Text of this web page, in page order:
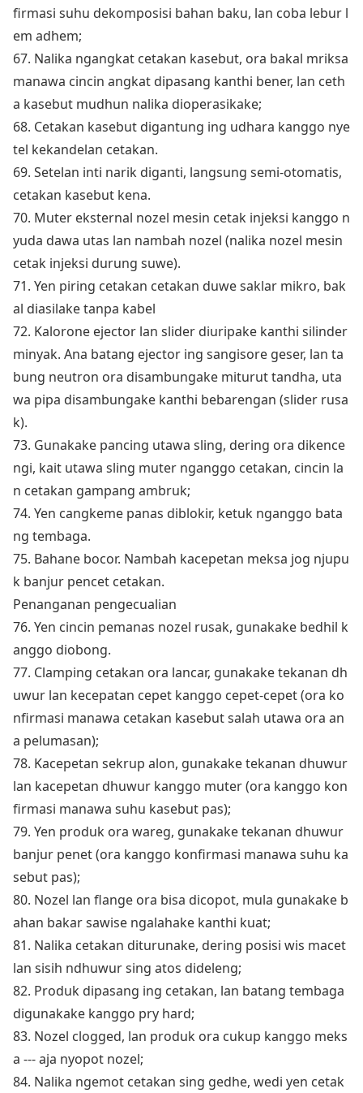
firmasi suhu dekomposisi bahan baku, lan coba lebur l
em adhem;
67. Nalika ngangkat cetakan kasebut, ora bakal mriksa
manawa cincin angkat dipasang kanthi bener, lan ceth
a kasebut mudhun nalika dioperasikake;
68. Cetakan kasebut digantung ing udhara kanggo nye
tel kekandelan cetakan.
69. Setelan inti narik diganti, langsung semi-otomatis,
cetakan kasebut kena.
70. Muter eksternal nozel mesin cetak injeksi kanggo n
yuda dawa utas lan nambah nozel (nalika nozel mesin
cetak injeksi durung suwe).
71. Yen piring cetakan cetakan duwe saklar mikro, bak
al diasilake tanpa kabel
72. Kalorone ejector lan slider diuripake kanthi silinder
minyak. Ana batang ejector ing sangisore geser, lan ta
bung neutron ora disambungake miturut tandha, uta
wa pipa disambungake kanthi bebarengan (slider rusa
k).
73. Gunakake pancing utawa sling, dering ora dikence
ngi, kait utawa sling muter nganggo cetakan, cincin la
n cetakan gampang ambruk;
74. Yen cangkeme panas diblokir, ketuk nganggo bata
ng tembaga.
75. Bahane bocor. Nambah kacepetan meksa jog njupu
k banjur pencet cetakan.
Penanganan pengecualian
76. Yen cincin pemanas nozel rusak, gunakake bedhil k
anggo diobong.
77. Clamping cetakan ora lancar, gunakake tekanan dh
uwur lan kecepatan cepet kanggo cepet-cepet (ora ko
nfirmasi manawa cetakan kasebut salah utawa ora an
a pelumasan);
78. Kacepetan sekrup alon, gunakake tekanan dhuwur
lan kacepetan dhuwur kanggo muter (ora kanggo kon
firmasi manawa suhu kasebut pas);
79. Yen produk ora wareg, gunakake tekanan dhuwur
banjur penet (ora kanggo konfirmasi manawa suhu ka
sebut pas);
80. Nozel lan flange ora bisa dicopot, mula gunakake b
ahan bakar sawise ngalahake kanthi kuat;
81. Nalika cetakan diturunake, dering posisi wis macet
lan sisih ndhuwur sing atos dideleng;
82. Produk dipasang ing cetakan, lan batang tembaga
digunakake kanggo pry hard;
83. Nozel clogged, lan produk ora cukup kanggo meks
a --- aja nyopot nozel;
84. Nalika ngemot cetakan sing gedhe, wedi yen cetak